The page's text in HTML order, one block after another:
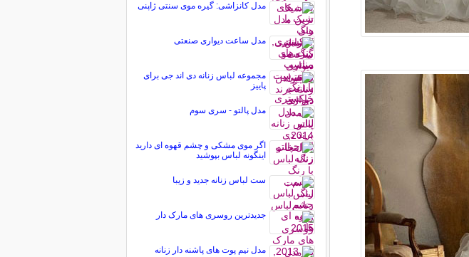
مدل کانزاشی: گیره موی سنتی ژاپنی
مدل ساعت دیواری صنعتی
مجموعه لباس زنانه دی اند جی برای
پاییز
مدل پالتو - سری سوم
اگر موی مشکی و چشم قهوه ای دارید
اینگونه لباس بپوشید
ست لباس زنانه جدید و زیبا
جدیدترین روسری های مارک دار
مدل نیم پوت های پاشنه دار زنانه